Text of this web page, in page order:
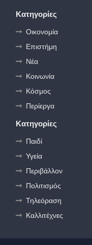
Κατηγορίες
Οικονομία
Επιστήμη
Νέα
Κοινωνία
Κόσμος
Περίεργα
Κατηγορίες
Παιδί
Υγεία
Περιβάλλον
Πολιτισμός
Τηλεόραση
Καλλιτέχνες